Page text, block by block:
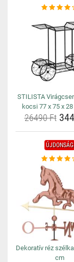
STILISTA
kocsi 77 x 75 x
26490 Ft
ÚJDONSÁG
Dekoratív réz
cm